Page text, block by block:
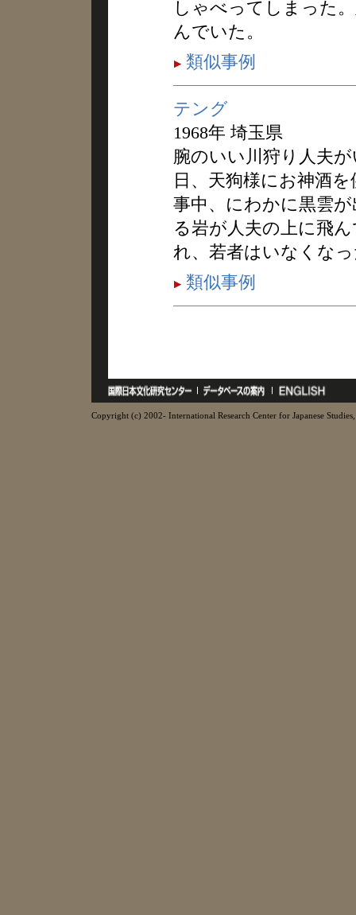
しゃべってしまった
んでいた。
類似事例
テング
1968年 埼玉県
腕のいい川狩り人夫
日、天狗様にお神酒
事中、にわかに黒雲
る岩が人夫の上に飛
れ、若者はいなくな
類似事例
Copyright (c) 2002- International Research Center for Japanese